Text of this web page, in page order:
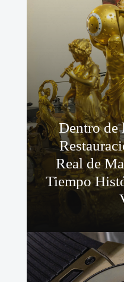
Dentro de
Real de
Tiempo